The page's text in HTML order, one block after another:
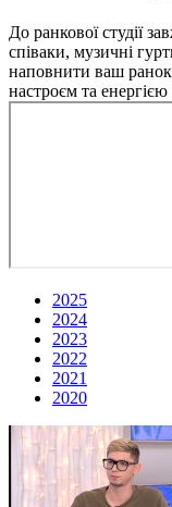
До ранкової студії
співаки, музичні
наповнити ваш
настроєм та
2025
2024
2023
2022
2021
2020